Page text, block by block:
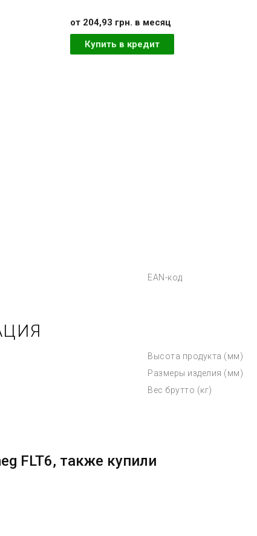
от 204,93 грн. в месяц
Купить в кредит
EAN-код
Высота продукта (мм)
Размеры изделия (мм)
Вес брутто (кг)
FLT6, также купили